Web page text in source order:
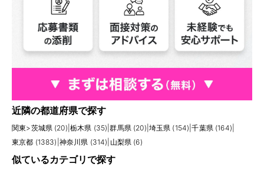
近隣の都道府県で探す
関東>茨城県 (20) 栃木県 (35) |群馬県 (20) 埼玉県 (154) |千葉県 (164)
東京都 (1383) 神奈川県 (314) 山梨県 (6)
似ているカテゴリで探す